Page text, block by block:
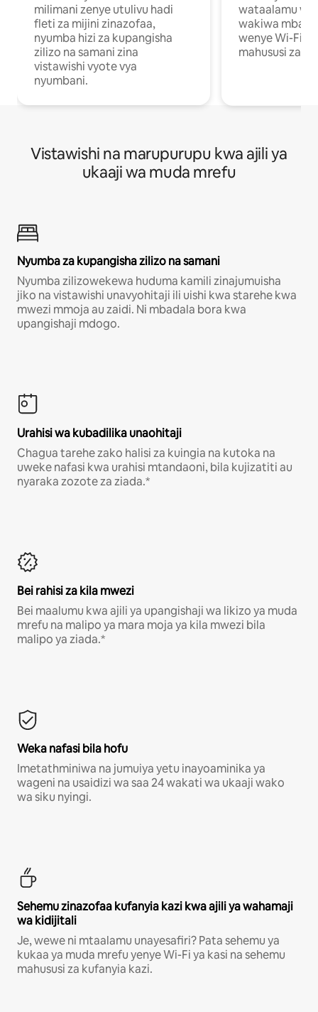
milimani zenye utulivu hadi
fleti za mijini zinazofaa,
nyumba hizi za kupangisha
zilizo na samani zina
vistawishi vyote vya
nyumbani.
wataalamu
wakiwa mbali
wenye Wi-Fi
mahususi za
Vistawishi na marupurupu kwa ajili ya
ukaaji wa muda mrefu
Nyumba za kupangisha zilizo na samani
Nyumba zilizowekewa huduma kamili zinajumuisha
jiko na vistawishi unavyohitaji ili uishi kwa starehe kwa
mwezi mmoja au zaidi. Ni mbadala bora kwa
upangishaji mdogo.
Urahisi wa kubadilika unaohitaji
Chagua tarehe zako halisi za kuingia na kutoka na
uweke nafasi kwa urahisi mtandaoni, bila kujizatiti au
nyaraka zozote za ziada.*
Bei rahisi za kila mwezi
Bei maalumu kwa ajili ya upangishaji wa likizo ya muda
mrefu na malipo ya mara moja ya kila mwezi bila
malipo ya ziada.*
Weka nafasi bila hofu
Imetathminiwa na jumuiya yetu inayoaminika ya
wageni na usaidizi wa saa 24 wakati wa ukaaji wako
wa siku nyingi.
Sehemu zinazofaa kufanyia kazi kwa ajili ya wahamaji
wa kidijitali
Je, wewe ni mtaalamu unayesafiri? Pata sehemu ya
kukaa ya muda mrefu yenye Wi-Fi ya kasi na sehemu
mahususi za kufanyia kazi.